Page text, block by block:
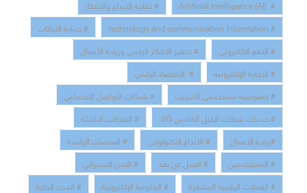
# Artificial Intelligence (AI)
# ثقافة الابداع والابتكار
# technology and communication Information
# حماية البيانات
# الدفع الالكتروني
# تحفيز الابتكار الرقمي وريادة الأعمال
# التجارة الإلكترونية
# الاقتصاد الرقمي
# خصوصية مستخدمى الانترنت
# شبكات التواصل الاجتماعي
# خدمات شبكات الجيل الخامس 5G
# الشركات الناشئة
#ريادة الاعمال
# الابداع التكنولوجي
# المنصات الرقمية
# المستخدمين
# العمل عن بعد
# الامن السبيراني
# العملات الرقمية المشفرة
# الحكومة الإلكترونية
# المدن الذكية